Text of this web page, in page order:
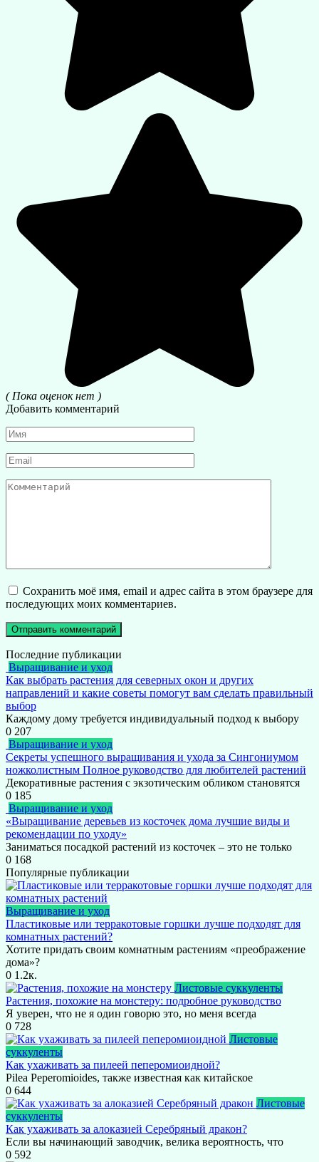
( Пока оценок нет )
Добавить комментарий
Имя
*
Email
*
Комментарий
Сохранить моё имя, email и адрес сайта в этом браузере для
последующих моих комментариев.
Последние публикации
Выращивание и уход
Как выбрать растения для северных окон и других
направлений и какие советы помогут вам сделать правильный
выбор
Каждому дому требуется индивидуальный подход к выбору
0 207
Выращивание и уход
Секреты успешного выращивания и ухода за Сингониумом
ножколистным Полное руководство для любителей растений
Декоративные растения с экзотическим обликом становятся
0 185
Выращивание и уход
«Выращивание деревьев из косточек дома лучшие виды и
рекомендации по уходу»
Заниматься посадкой растений из косточек – это не только
0 168
Популярные публикации
Выращивание и уход
Пластиковые или терракотовые горшки лучше подходят для
комнатных растений?
Хотите придать своим комнатным растениям «преображение
дома»?
0 1.2к.
Листовые суккуленты
Растения, похожие на монстеру: подробное руководство
Я уверен, что не я один говорю это, но меня всегда
0 728
Листовые
суккуленты
Как ухаживать за пилеей пеперомиоидной?
Pilea Peperomioides, также известная как китайское
0 644
Листовые
суккуленты
Как ухаживать за алоказией Серебряный дракон?
Если вы начинающий заводчик, велика вероятность, что
0 592